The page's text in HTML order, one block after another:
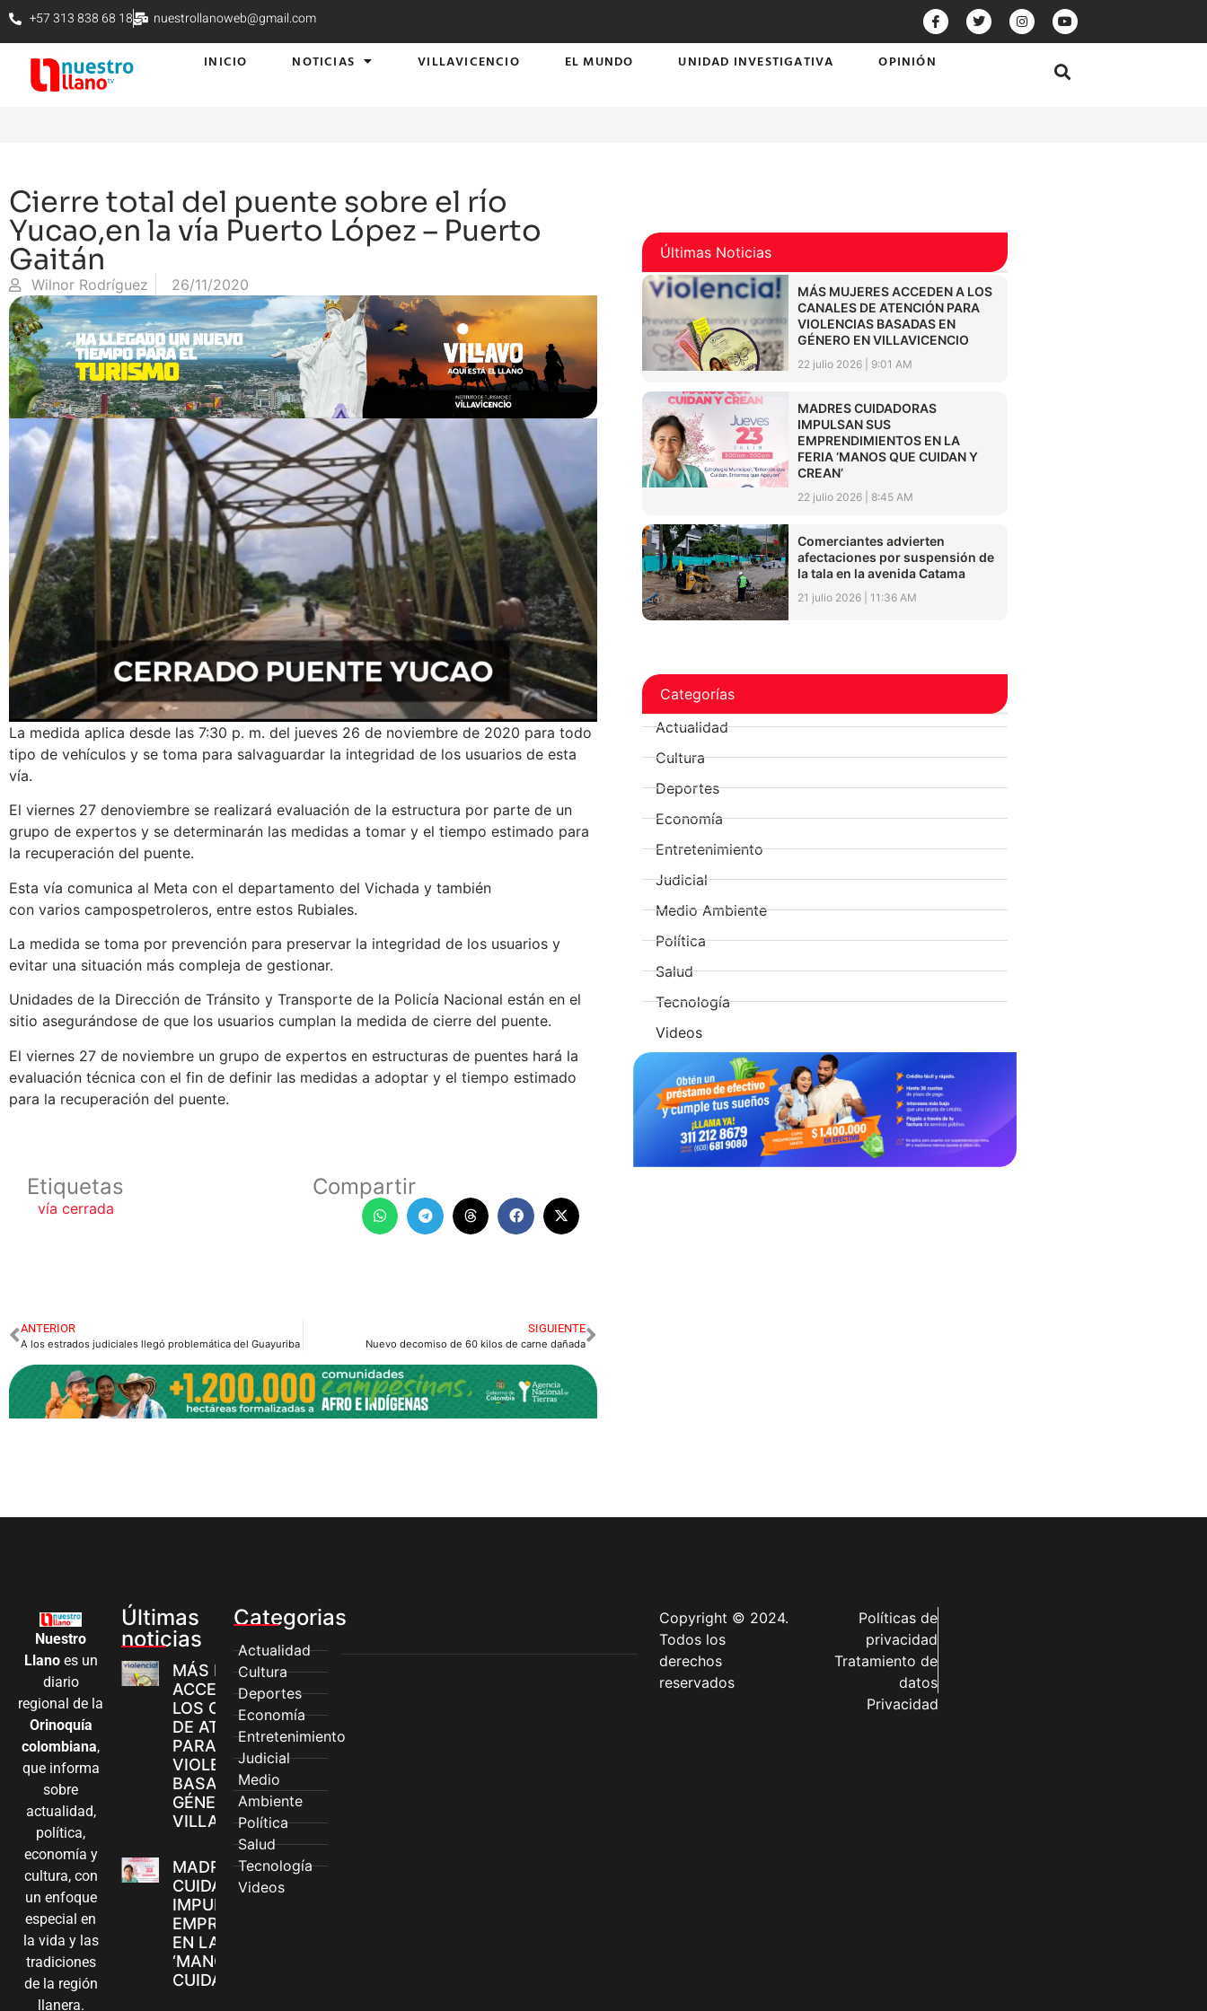
+57 313 838 68 18 nuestrollanoweb@gmail.com
INICIO NOTICIAS VILLAVICENCIO EL MUNDO UNIDAD INVESTIGATIVA OPINIÓN
Cierre total del puente sobre el río
Yucao,en la vía Puerto López – Puerto
Gaitán
Wilnor Rodríguez 26/11/2020
La medida aplica desde las 7:30 p. m. del jueves 26 de noviembre de 2020 para todo
tipo de vehículos y se toma para salvaguardar la integridad de los usuarios de esta
vía.
El viernes 27 denoviembre se realizará evaluación de la estructura por parte de un
grupo de expertos y se determinarán las medidas a tomar y el tiempo estimado para
la recuperación del puente.
Esta vía comunica al Meta con el departamento del Vichada y también
con varios campospetroleros, entre estos Rubiales.
La medida se toma por prevención para preservar la integridad de los usuarios y
evitar una situación más compleja de gestionar.
Unidades de la Dirección de Tránsito y Transporte de la Policía Nacional están en el
sitio asegurándose de que los usuarios cumplan la medida de cierre del puente.
El viernes 27 de noviembre un grupo de expertos en estructuras de puentes hará la
evaluación técnica con el fin de definir las medidas a adoptar y el tiempo estimado
para la recuperación del puente.
Etiquetas
vía cerrada
Compartir
ANTERIOR
A los estrados judiciales llegó problemática del Guayuriba
SIGUIENTE
Nuevo decomiso de 60 kilos de carne dañada
Últimas Noticias
MÁS MUJERES ACCEDEN A LOS
CANALES DE ATENCIÓN PARA
VIOLENCIAS BASADAS EN
GÉNERO EN VILLAVICENCIO
22 julio 2026 9:01 AM
MADRES CUIDADORAS
IMPULSAN SUS
EMPRENDIMIENTOS EN LA
FERIA ‘MANOS QUE CUIDAN Y
CREAN’
22 julio 2026 8:45 AM
Comerciantes advierten
afectaciones por suspensión de
la tala en la avenida Catama
21 julio 2026 11:36 AM
Categorías
Actualidad
Cultura
Deportes
Economía
Entretenimiento
Judicial
Medio Ambiente
Política
Salud
Tecnología
Videos
Nuestro
Llanoes un
diario
regional de la
Orinoquía
colombiana,
que informa
sobre
actualidad,
política,
economía y
cultura, con
un enfoque
especial en
la vida y las
tradiciones
de la región
llanera.
Últimas
noticias
MÁS MUJERES
ACCEDEN A
LOS CANALES
DE ATENCIÓN
PARA
VIOLENCIAS
BASADAS EN
GÉNERO EN
VILLAVICENCIO
MADRES
CUIDADORAS
IMPULSAN SUS
EMPRENDIMIENTOS
EN LA FERIA
‘MANOS QUE
CUIDAN Y CREAN’
Categorias
Actualidad
Cultura
Deportes
Economía
Entretenimiento
Judicial
Medio
Ambiente
Política
Salud
Tecnología
Videos
Copyright © 2024.
Todos los
derechos
reservados
Políticas de
privacidad
Tratamiento de
datos
Privacidad